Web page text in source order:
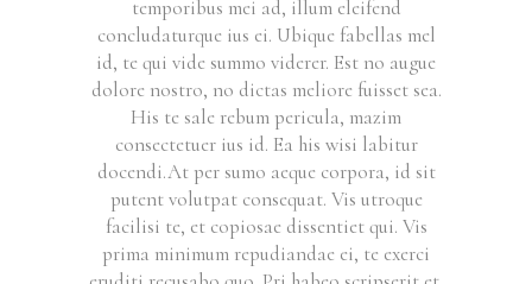
temporibus mei ad, illum eleifend
concludaturque ius ei. Ubique fabellas mel
id, te qui vide summo viderer. Est no augue
dolore nostro, no dictas meliore fuisset sea.
His te sale rebum pericula, mazim
consectetuer ius id. Ea his wisi labitur
docendi.At per sumo aeque corpora, id sit
putent volutpat consequat. Vis utroque
facilisi te, et copiosae dissentiet qui. Vis
prima minimum repudiandae ei, te exerci